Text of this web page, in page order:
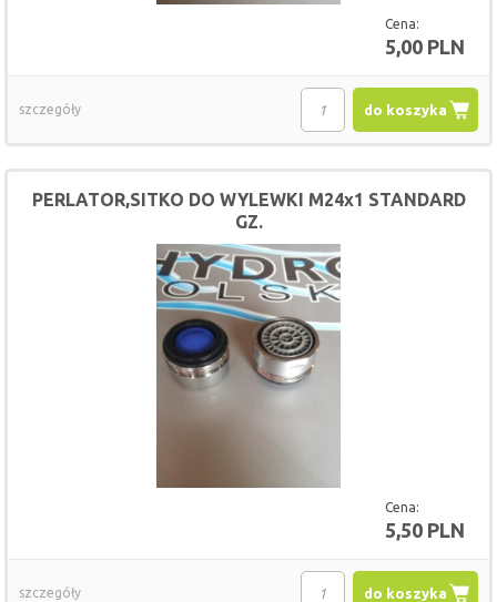
Cena:
5,00 PLN
do koszyka
szczegóły
Cena:
5,50 PLN
PERLATOR,SITKO DO WYLEWKI M24x1 STANDARD
GZ.
do koszyka
szczegóły